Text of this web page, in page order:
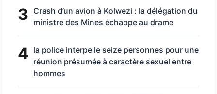
3
Crash d’un avion à Kolwezi : la délégation du
ministre des Mines échappe au drame
4 la police interpelle seize personnes pour une
réunion présumée à caractère sexuel entre
hommes